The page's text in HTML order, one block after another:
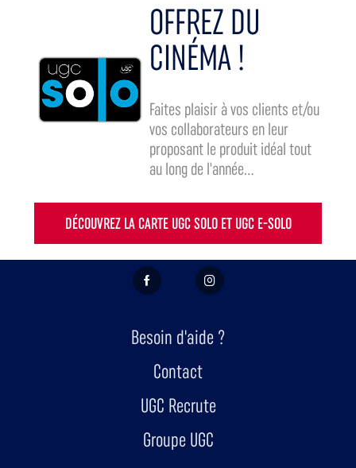
OFFREZ DU
CINÉMA !
Faites plaisir à vos clients et/ou
vos collaborateurs en leur
proposant le produit idéal tout
au long de l'année...
DÉCOUVREZ LA CARTE UGC SOLO ET UGC E-SOLO
FACEBOOK INSTAGRAM
Besoin d'aide ?
Contact
UGC Recrute
Groupe UGC